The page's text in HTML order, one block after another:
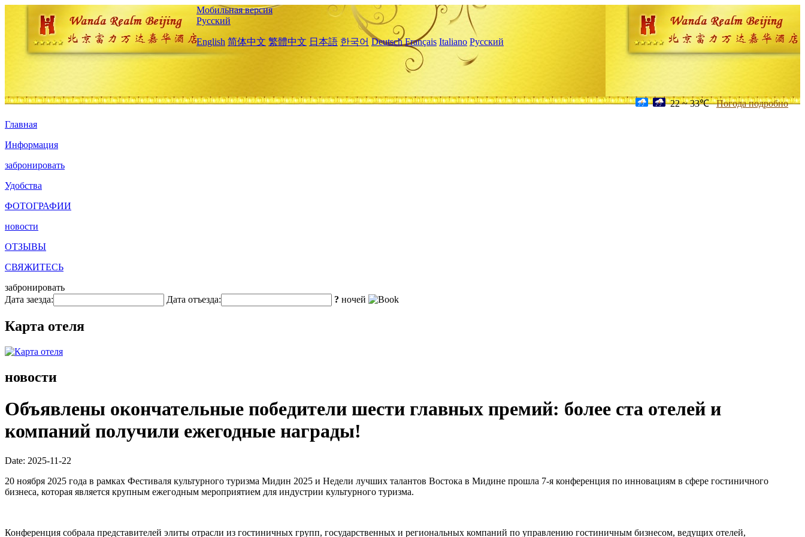
Мобильная версия
Русский
English 简体中文 繁體中文 日本語 한국어 Deutsch Français Italiano Русский
22 ~ 33℃ Погода подробно
Главная
Информация
забронировать
Удобства
ФОТОГРАФИИ
новости
ОТЗЫВЫ
СВЯЖИТЕСЬ
забронировать
Дата заезда:
Дата отъезда: ? ночей
Карта отеля
новости
Объявлены окончательные победители шести главных премий: более ста отелей и
компаний получили ежегодные награды!
Date: 2025-11-22
20 ноября 2025 года в рамках Фестиваля культурного туризма Мидин 2025 и Недели лучших талантов Востока в Мидине прошла 7-я конференция по инновациям в сфере гостиничного
бизнеса, которая является крупным ежегодным мероприятием для индустрии культурного туризма.
Конференция собрала представителей элиты отрасли из гостиничных групп, государственных и региональных компаний по управлению гостиничным бизнесом, ведущих отелей,